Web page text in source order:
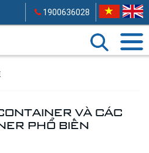
1900636028
VÀ CÁC
PHỔ BIẾN